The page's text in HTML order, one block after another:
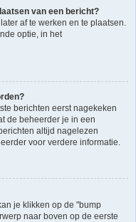
van een bericht?
af te werken en te plaatsen.
optie, in het
berichten eerst nagekeken
de beheerder je in een
altijd nagelezen
voor verdere informatie.
je klikken op de "bump
naar boven op de eerste